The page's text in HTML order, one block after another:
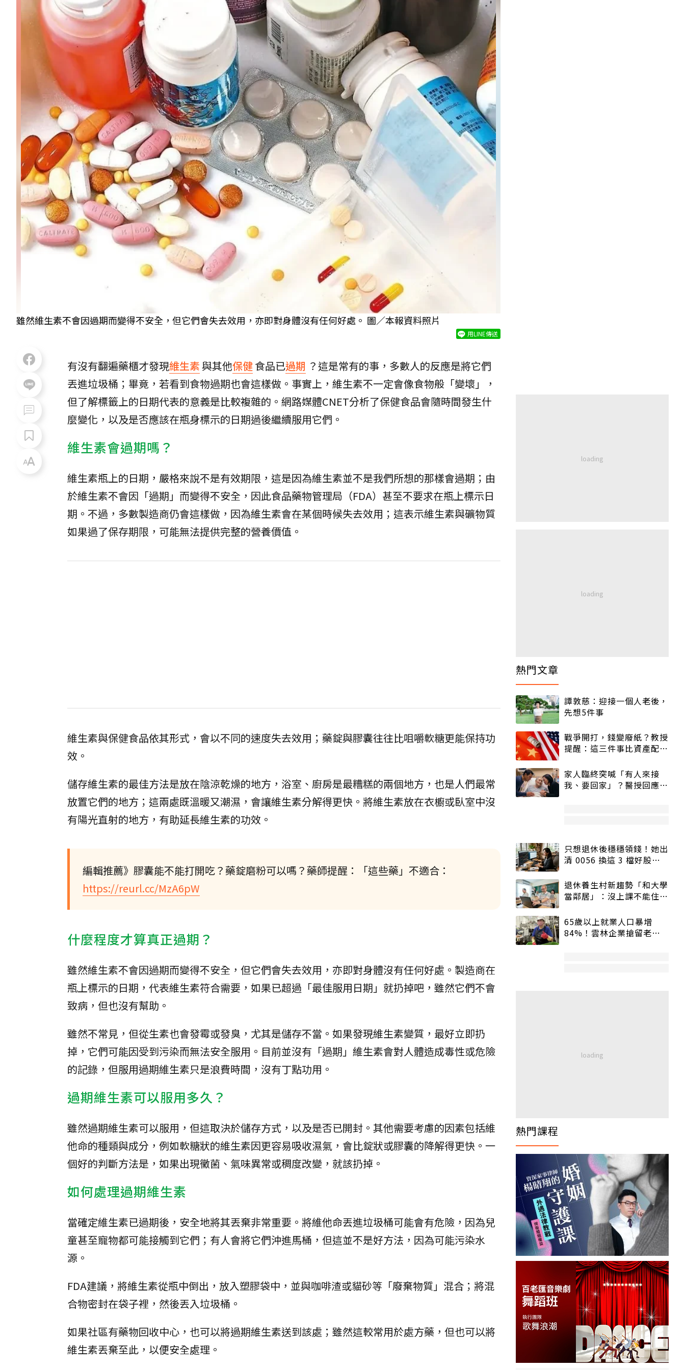
雖然維生素不會因過期而變得不安全，但它們會失去效用，亦即對身體沒有任何好處。 圖／本報資料照片
用LINE傳送
有沒有翻遍藥櫃才發現維生素與其他保健食品已過期 ？這是常有的事，多數人的反應是將它們
丟進垃圾桶；畢竟，若看到食物過期也會這樣做。事實上，維生素不一定會像食物般「變壞」，
但了解標籤上的日期代表的意義是比較複雜的。網路媒體CNET分析了保健食品會隨時間發生什
麼變化，以及是否應該在瓶身標示的日期過後繼續服用它們。
維生素會過期嗎？
維生素瓶上的日期，嚴格來說不是有效期限，這是因為維生素並不是我們所想的那樣會過期；由
於維生素不會因「過期」而變得不安全，因此食品藥物管理局（FDA）甚至不要求在瓶上標示日
期。不過，多數製造商仍會這樣做，因為維生素會在某個時候失去效用；這表示維生素與礦物質
如果過了保存期限，可能無法提供完整的營養價值。
維生素與保健食品依其形式，會以不同的速度失去效用；藥錠與膠囊往往比咀嚼軟糖更能保持功
效。
儲存維生素的最佳方法是放在陰涼乾燥的地方，浴室、廚房是最糟糕的兩個地方，也是人們最常
放置它們的地方；這兩處既溫暖又潮濕，會讓維生素分解得更快。將維生素放在衣櫥或臥室中沒
有陽光直射的地方，有助延長維生素的功效。
編輯推薦》膠囊能不能打開吃？藥錠磨粉可以嗎？藥師提醒：「這些藥」不適合：
https://reurl.cc/MzA6pW
什麼程度才算真正過期？
雖然維生素不會因過期而變得不安全，但它們會失去效用，亦即對身體沒有任何好處。製造商在
瓶上標示的日期，代表維生素符合需要，如果已超過「最佳服用日期」就扔掉吧，雖然它們不會
致病，但也沒有幫助。
雖然不常見，但從生素也會發霉或發臭，尤其是儲存不當。如果發現維生素變質，最好立即扔
掉，它們可能因受到污染而無法安全服用。目前並沒有「過期」維生素會對人體造成毒性或危險
的記錄，但服用過期維生素只是浪費時間，沒有丁點功用。
過期維生素可以服用多久？
雖然過期維生素可以服用，但這取決於儲存方式，以及是否已開封。其他需要考慮的因素包括維
他命的種類與成分，例如軟糖狀的維生素因更容易吸收濕氣，會比錠狀或膠囊的降解得更快。一
個好的判斷方法是，如果出現黴菌、氣味異常或稠度改變，就該扔掉。
如何處理過期維生素
當確定維生素已過期後，安全地將其丟棄非常重要。將維他命丟進垃圾桶可能會有危險，因為兒
童甚至寵物都可能接觸到它們；有人會將它們沖進馬桶，但這並不是好方法，因為可能污染水
源。
FDA建議，將維生素從瓶中倒出，放入塑膠袋中，並與咖啡渣或貓砂等「廢棄物質」混合；將混
合物密封在袋子裡，然後丟入垃圾桶。
如果社區有藥物回收中心，也可以將過期維生素送到該處；雖然這較常用於處方藥，但也可以將
維生素丟棄至此，以便安全處理。
熱門文章
譚敦慈：迎接一個人老後，
先想5件事
戰爭開打，錢變廢紙？教授
提醒：這三件事比資產配置
家人臨終突喊「有人來接
我、要回家」？醫授回應方
只想退休後穩穩領錢！她出
清 0056 換這 3 檔好股：
退休養生村新趨勢「和大學
當鄰居」：沒上課不能住、
65歲以上就業人口暴增
84%！雲林企業搶留老員
熱門課程